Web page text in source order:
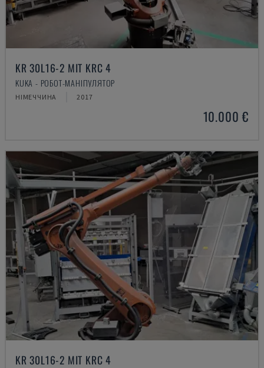
KR 30L16-2 MIT KRC 4
KUKA - РОБОТ-МАНІПУЛЯТОР
НІМЕЧЧИНА 2017
10.000 €
KR 30L16-2 MIT KRC 4